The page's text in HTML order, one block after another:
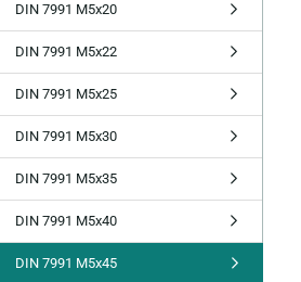
DIN 7991 M5x20
DIN 7991 M5x22
DIN 7991 M5x25
DIN 7991 M5x30
DIN 7991 M5x35
DIN 7991 M5x40
DIN 7991 M5x45